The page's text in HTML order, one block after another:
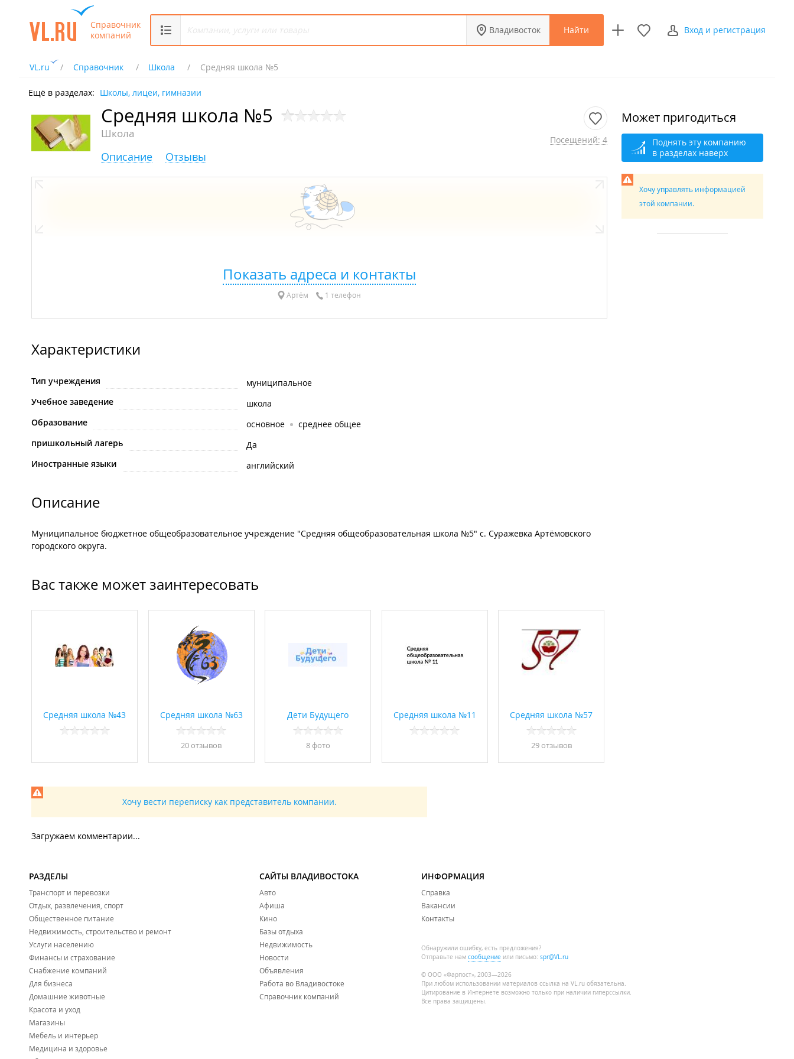
Справочник
компаний
Владивосток Найти Вход и регистрация
VL.ru Справочник Школа Средняя школа №5
Ещё в разделах: Школы, лицеи, гимназии
Средняя школа №5
Школа Посещений: 4
Описание Отзывы
Показать адреса и контакты
Артём 1 телефон
Характеристики
Тип учреждения
муниципальное
Учебное заведение
школа
Образование
основное
среднее общее
пришкольный лагерь
Да
Иностранные языки
английский
Описание
Муниципальное бюджетное общеобразовательное учреждение "Средняя общеобразовательная школа №5" с. Суражевка Артёмовского
городского округа.
Вас также может заинтересовать
Средняя школа №43 Средняя школа №63
20 отзывов
Дети Будущего
8 фото
Средняя школа №11 Средняя школа №57
29 отзывов
Хочу вести переписку как представитель компании.
Загружаем комментарии...
Может пригодиться
Поднять эту компанию
в разделах наверх
Хочу управлять информацией
этой компании.
РАЗДЕЛЫ
Транспорт и перевозки
Отдых, развлечения, спорт
Общественное питание
Недвижимость, строительство и ремонт
Услуги населению
Финансы и страхование
Снабжение компаний
Для бизнеса
Домашние животные
Красота и уход
Магазины
Мебель и интерьер
Медицина и здоровье
САЙТЫ ВЛАДИВОСТОКА
Авто
Афиша
Кино
Базы отдыха
Недвижимость
Новости
Объявления
Работа во Владивостоке
Справочник компаний
ИНФОРМАЦИЯ
Справка
Вакансии
Контакты
Обнаружили ошибку, есть предложения?
Отправьте нам сообщение или письмо: spr@VL.ru
© ООО «Фарпост», 2003—2026
При любом использовании материалов ссылка на VL.ru обязательна.
Цитирование в Интернете возможно только при наличии гиперссылки.
Все права защищены.